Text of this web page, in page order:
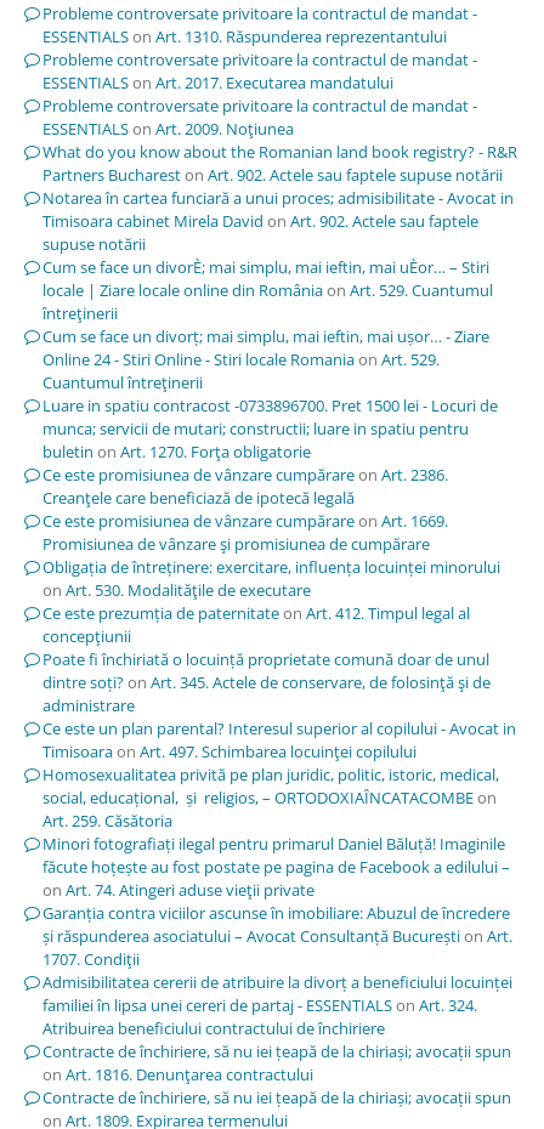
Probleme controversate privitoare la contractul de mandat -
ESSENTIALSon Art. 1310. Răspunderea reprezentantului
Probleme controversate privitoare la contractul de mandat -
ESSENTIALSon Art. 2017. Executarea mandatului
Probleme controversate privitoare la contractul de mandat -
ESSENTIALSon Art. 2009. Noţiunea
What do you know about the Romanian land book registry? - R&R
Partners Buchareston Art. 902. Actele sau faptele supuse notării
Notarea în cartea funciară a unui proces; admisibilitate - Avocat in
Timisoara cabinet Mirela David on Art. 902. Actele sau faptele
supuse notării
Cum se face un divorÈ; mai simplu, mai ieftin, mai uÈor… – Stiri
locale | Ziare locale online din Româniaon Art. 529. Cuantumul
întreţinerii
Cum se face un divorț; mai simplu, mai ieftin, mai ușor… - Ziare
Online 24 - Stiri Online - Stiri locale Romaniaon Art. 529.
Cuantumul întreţinerii
Luare in spatiu contracost -0733896700. Pret 1500 lei - Locuri de
munca; servicii de mutari; constructii; luare in spatiu pentru
buletin on Art. 1270. Forţa obligatorie
Ce este promisiunea de vânzare cumpărareon Art. 2386.
Creanţele care beneficiază de ipotecă legală
Ce este promisiunea de vânzare cumpărareon Art. 1669.
Promisiunea de vânzare şi promisiunea de cumpărare
Obligația de întreținere: exercitare, influența locuinței minorului
on Art. 530. Modalităţile de executare
Ce este prezumția de paternitateon Art. 412. Timpul legal al
concepţiunii
Poate fi închiriată o locuință proprietate comună doar de unul
dintre soți?on Art. 345. Actele de conservare, de folosinţă şi de
administrare
Ce este un plan parental? Interesul superior al copilului - Avocat in
Timisoaraon Art. 497. Schimbarea locuinţei copilului
Homosexualitatea privită pe plan juridic, politic, istoric, medical,
social, educațional, și religios, – ORTODOXIAÎNCATACOMBEon
Art. 259. Căsătoria
Minori fotografiați ilegal pentru primarul Daniel Băluță! Imaginile
făcute hoțește au fost postate pe pagina de Facebook a edilului –
on Art. 74. Atingeri aduse vieţii private
Garanția contra viciilor ascunse în imobiliare: Abuzul de încredere
și răspunderea asociatului – Avocat Consultanță Bucureștion Art.
1707. Condiţii
Admisibilitatea cererii de atribuire la divorț a beneficiului locuinței
familiei în lipsa unei cereri de partaj - ESSENTIALSon Art. 324.
Atribuirea beneficiului contractului de închiriere
Contracte de închiriere, să nu iei țeapă de la chiriași; avocații spun
on Art. 1816. Denunţarea contractului
Contracte de închiriere, să nu iei țeapă de la chiriași; avocații spun
on Art. 1809. Expirarea termenului